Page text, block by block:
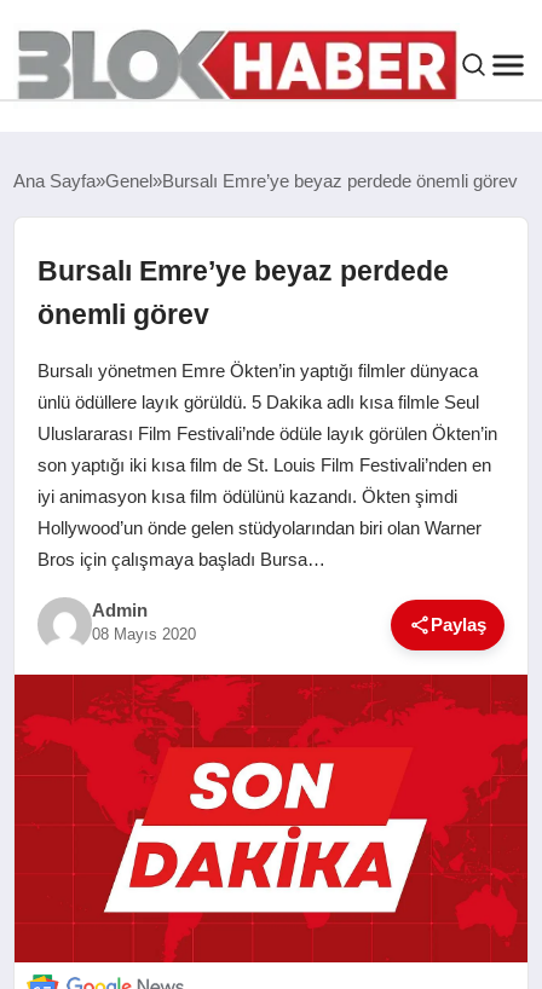
ASAYIŞ
SPOR
EKONOMI
SAĞLIK
EĞITIM
YAŞAM
SANAT
Ana Sayfa Genel Bursalı Emre’ye beyaz perdede önemli görev
Bursalı Emre’ye beyaz perdede
önemli görev
Bursalı yönetmen Emre Ökten’in yaptığı filmler dünyaca
ünlü ödüllere layık görüldü. 5 Dakika adlı kısa filmle Seul
Uluslararası Film Festivali’nde ödüle layık görülen Ökten’in
son yaptığı iki kısa film de St. Louis Film Festivali’nden en
iyi animasyon kısa film ödülünü kazandı. Ökten şimdi
Hollywood’un önde gelen stüdyolarından biri olan Warner
Bros için çalışmaya başladı Bursa…
Admin
08 Mayıs 2020 Paylaş